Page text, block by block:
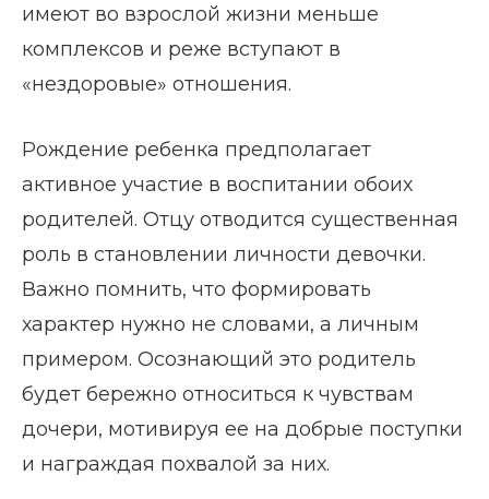
имеют во взрослой жизни меньше
комплексов и реже вступают в
«нездоровые» отношения.
Рождение ребенка предполагает
активное участие в воспитании обоих
родителей. Отцу отводится существенная
роль в становлении личности девочки.
Важно помнить, что формировать
характер нужно не словами, а личным
примером. Осознающий это родитель
будет бережно относиться к чувствам
дочери, мотивируя ее на добрые поступки
и награждая похвалой за них.